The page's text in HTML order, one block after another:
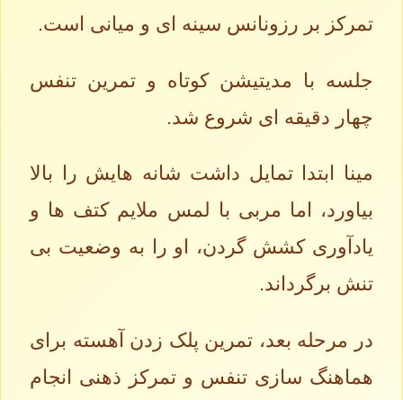
تمرکز بر رزونانس سینه ای و میانی است.
جلسه با مدیتیشن کوتاه و تمرین تنفس
چهار دقیقه ای شروع شد.
مینا ابتدا تمایل داشت شانه هایش را بالا
بیاورد، اما مربی با لمس ملایم کتف ها و
یادآوری کشش گردن، او را به وضعیت بی
تنش برگرداند.
در مرحله بعد، تمرین پلک زدن آهسته برای
هماهنگ سازی تنفس و تمرکز ذهنی انجام